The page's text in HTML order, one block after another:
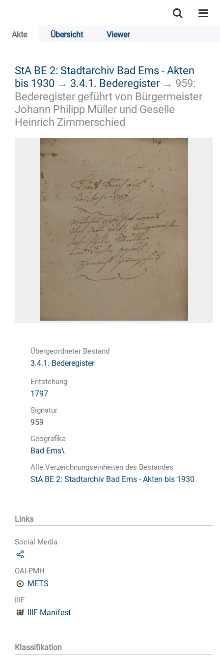
Akte Übersicht Viewer
StA BE 2: Stadtarchiv Bad Ems - Akten
bis 1930 → 3.4.1. Bederegister→ 959:
Bederegister geführt von Bürgermeister
Johann Philipp Müller und Geselle
Heinrich Zimmerschied
Übergeordneter Bestand
3.4.1. Bederegister
Entstehung
1797
Signatur
959
Geografika
Bad Ems\
Alle Verzeichnungseinheiten des Bestandes
StA BE 2: Stadtarchiv Bad Ems - Akten bis 1930
Links
Social Media
OAI-PMH
METS
IIIF
IIIF-Manifest
Klassifikation